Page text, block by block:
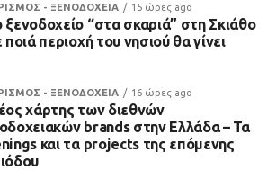
- ΞΕΝΟΔΟΧΕΙΑ 15 ώρες ago
ξενοδοχείο “στα σκαριά” στη Σκιάθο
ποιά περιοχή του νησιού θα γίνει
- ΞΕΝΟΔΟΧΕΙΑ 16 ώρες ago
χάρτης των διεθνών
brands στην Ελλάδα – Τα
και τα projects της επόμενης